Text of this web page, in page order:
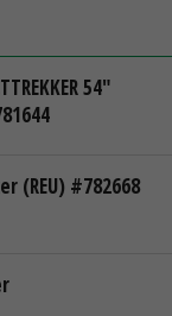
54"
(REU) #782668